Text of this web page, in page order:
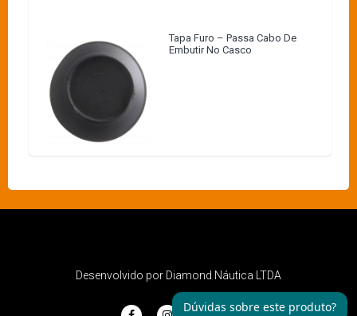
Tapa Furo – Passa Cabo De
Embutir No Casco
Desenvolvido por Diamond Náutica LTDA
Dúvidas sobre este produto?